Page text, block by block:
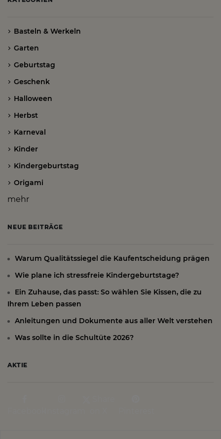
Basteln & Werkeln
Garten
Geburtstag
Geschenk
Halloween
Herbst
Karneval
Kinder
Kindergeburtstag
Origami
mehr
NEUE BEITRÄGE
Warum Qualitätssiegel die Kaufentscheidung prägen
Wie plane ich stressfreie Kindergeburtstage?
Ein Zuhause, das passt: So wählen Sie Kissen, die zu
Ihrem Leben passen
Anleitungen und Dokumente aus aller Welt verstehen
Was sollte in die Schultüte 2026?
AKTIE